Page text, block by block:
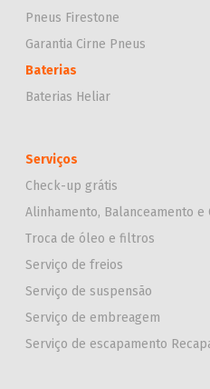
Pneus Firestone
Garantia Cirne Pneus
Baterias
Baterias Heliar
Serviços
Check-up grátis
Alinhamento, Balanceamento e
Troca de óleo e filtros
Serviço de freios
Serviço de suspensão
Serviço de embreagem
Serviço de escapamento